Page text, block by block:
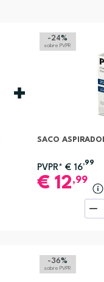
-24%
sobre PVPR
SACO
PVPR* € 16
,99
€ 12,99
-36%
sobre PVPR